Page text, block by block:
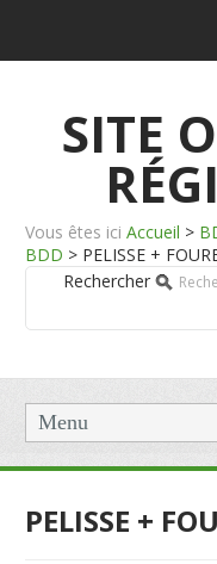
SITE
Vous êtes ici Accueil >
BDD > PELISSE +
Rechercher
Menu
PELISSE +